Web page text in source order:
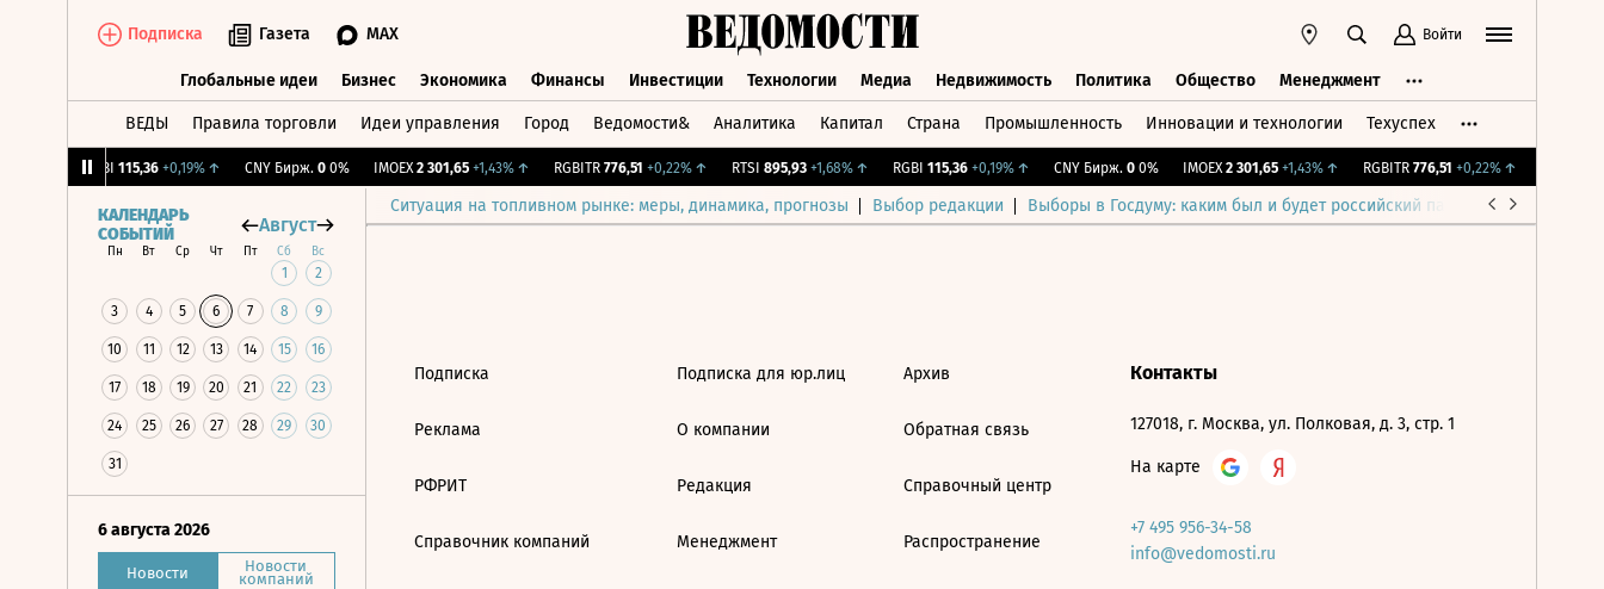
Подписка Газета MAX Войти
Глобальные идеи Бизнес Экономика Финансы Инвестиции Технологии Медиа Недвижимость Политика Общество Менеджмент
ВЕДЫ Правила торговли Идеи управления Город Ведомости& Аналитика Капитал Страна Промышленность Инновации и технологии Техуспех
115,36 +0,19%↑ CNY Бирж. 0 0% IMOEX 2 301,65 +1,43%↑ RGBITR 776,51 +0,22%↑ RTSI 895,93 +1,68%↑ RGBI 115,36 +0,19%↑ CNY Бирж. 0 0% IMOEX 2 301,65 +1,43%↑ RGBITR 776,51 +0,22%↑
Ситуация на топливном рынке: меры, динамика, прогнозы Выбор редакции Выборы в Госдуму: каким был и будет российский парламент
КАЛЕНДАРЬ
СОБЫТИЙ
Август
Пн Вт Ср Чт Пт Сб Вс
1 2
3 4 5 6 7 8 9
10 11 12 13 14 15 16
17 18 19 20 21 22 23
24 25 26 27 28 29 30
31
6 августа 2026
Новости Новости
компаний
Подписка
Реклама
РФРИТ
Справочник компаний
Подписка для юр.лиц
О компании
Редакция
Менеджмент
Архив
Обратная связь
Справочный центр
Распространение
Контакты
127018, г. Москва, ул. Полковая, д. 3, стр. 1
На карте
+7 495 956-34-58
info@vedomosti.ru